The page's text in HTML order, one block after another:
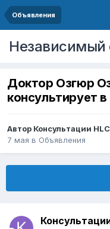
Объявления
Независимый
Доктор Озгюр
консультирует
Автор Консультации HLC
7 мая в Объявления